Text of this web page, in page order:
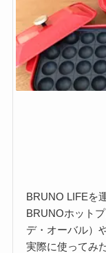
BRUNO LIFEを
BRUNOホット
デ・オーバル）
実際に使ってみ